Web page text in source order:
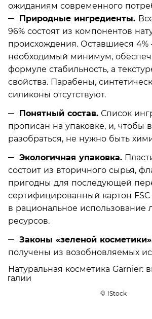
ожиданиям современного
Природные ингредиенты.
96% состоят из компонентов
происхождения. Оставшиеся 4%
необходимый минимум,
формуле стабильность, а
свойства. Парабены,
силиконы отсутствуют.
Понятный состав. Список
прописан на упаковке, и, чтобы
разобраться, не нужно быть
Экологичная упаковка.
состоит из вторичного сырья,
пригодны для последующей
сертифицированный картон
в рациональное использование
ресурсов.
Законы «зеленой
получены из возобновляемых
© IStock